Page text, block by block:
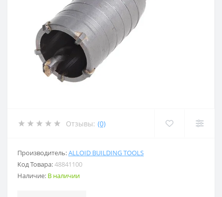
Отзывы: (0)
Производитель:ALLOID BUILDING TOOLS
Код Товара:48841100
Наличие: В наличии